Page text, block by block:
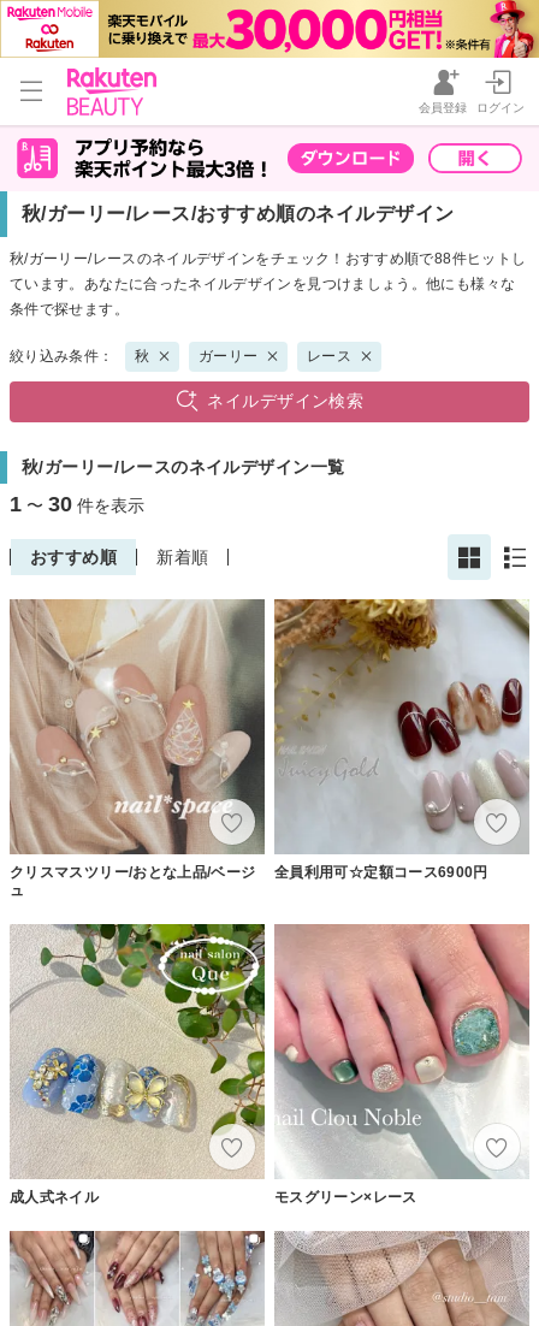
会員登録 ログイン
秋/ガーリー/レース/おすすめ順のネイルデザイン
秋/ガーリー/レースのネイルデザインをチェック！おすすめ順で88件ヒットし
ています。あなたに合ったネイルデザインを見つけましょう。他にも様々な
条件で探せます。
絞り込み条件： 秋 ガーリー レース
ネイルデザイン検索
秋/ガーリー/レースのネイルデザイン一覧
1 〜 30 件を表示
おすすめ順 新着順
クリスマスツリー/おとな上品/ベージ
ュ
全員利用可☆定額コース6900円
成人式ネイル モスグリーン×レース